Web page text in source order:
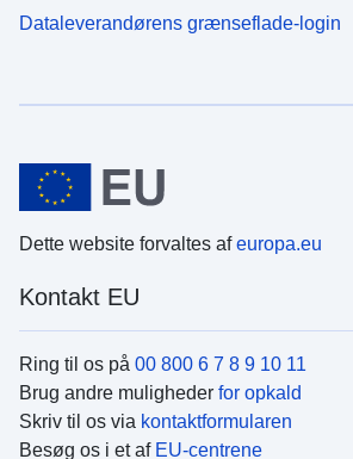
Dataleverandørens grænseflade-login
Dette website forvaltes afeuropa.eu
Kontakt EU
Ring til os på 00 800 6 7 8 9 10 11
Brug andre muligheder for opkald
Skriv til os via kontaktformularen
Besøg os i et af EU-centrene